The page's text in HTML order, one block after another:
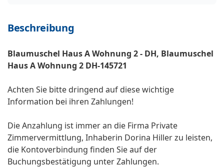
Beschreibung
Blaumuschel Haus A Wohnung 2 - DH, Blaumuschel
Haus A Wohnung 2 DH-145721
Achten Sie bitte dringend auf diese wichtige
Information bei ihren Zahlungen!
Die Anzahlung ist immer an die Firma Private
Zimmervermittlung, Inhaberin Dorina Hiller zu leisten,
die Kontoverbindung finden Sie auf der
Buchungsbestätigung unter Zahlungen.